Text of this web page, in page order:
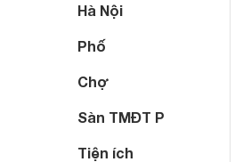
Hà Nội
Phố
Chợ
Sàn TMĐT P
Tiện ích